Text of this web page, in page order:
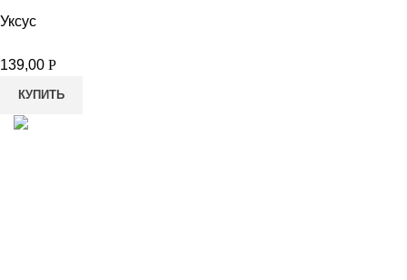
Уксус
139,00 Р
КУПИТЬ